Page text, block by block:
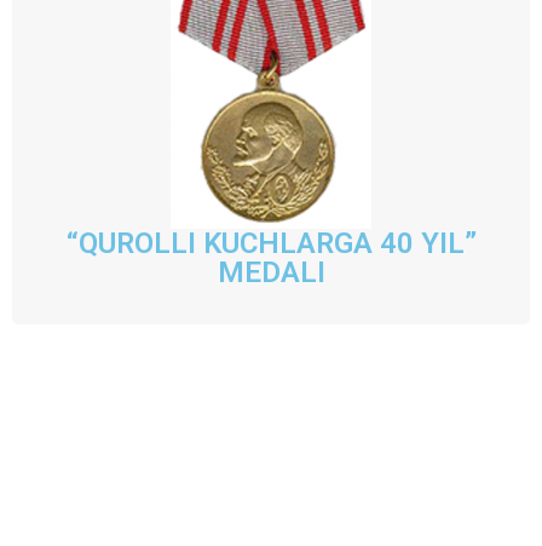
“QUROLLI KUCHLARGA 40 YIL”
MEDALI